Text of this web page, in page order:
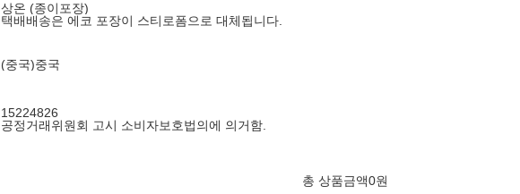
상온 (종이포장)
택배배송은 에코 포장이 스티로폼으로 대체됩니다.
(중국)중국
15224826
공정거래위원회 고시 소비자보호법의에 의거함.
총 상품금액0원